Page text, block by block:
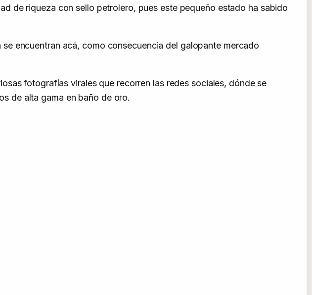
de riqueza con sello petrolero, pues este pequeño estado ha sabido
encuentran acá, como consecuencia del galopante mercado
fotografías virales que recorren las redes sociales, dónde se
de alta gama en baño de oro.